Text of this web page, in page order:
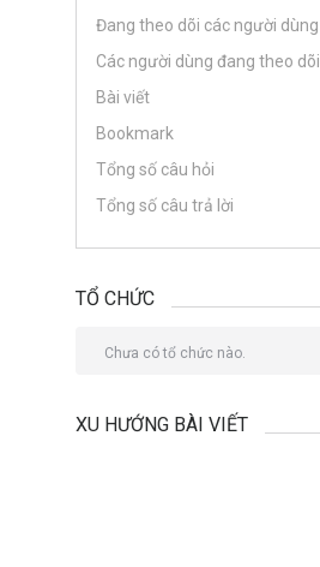
Đang theo dõi các người dùng
Các người dùng đang theo dõi
Bài viết
Bookmark
Tổng số câu hỏi
Tổng số câu trả lời
TỔ CHỨC
Chưa có tổ chức nào.
XU HƯỚNG BÀI VIẾT